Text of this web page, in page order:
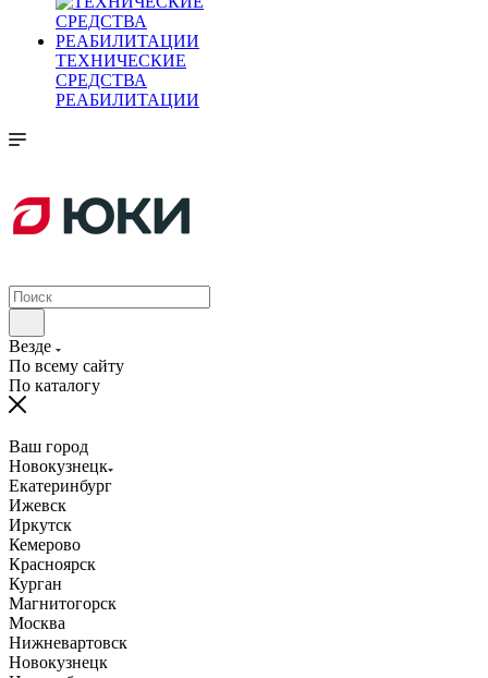
ТЕХНИЧЕСКИЕ
СРЕДСТВА
РЕАБИЛИТАЦИИ
Везде
По всему сайту
По каталогу
Ваш город
Новокузнецк
Екатеринбург
Ижевск
Иркутск
Кемерово
Красноярск
Курган
Магнитогорск
Москва
Нижневартовск
Новокузнецк